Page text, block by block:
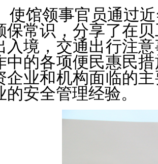
使馆领事官员通过
保常识，分享了在
入境，交通出行注
中的各项便民惠民
企业和机构面临的
的安全管理经验。